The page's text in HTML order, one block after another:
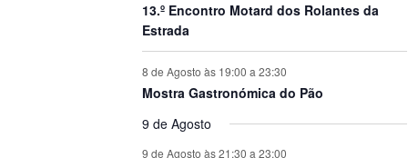
13.º Encontro Motard dos Rolantes da
Estrada
8 de Agosto às 19:00 a 23:30
Mostra Gastronómica do Pão
9 de Agosto
9 de Agosto às 21:30 a 23:00